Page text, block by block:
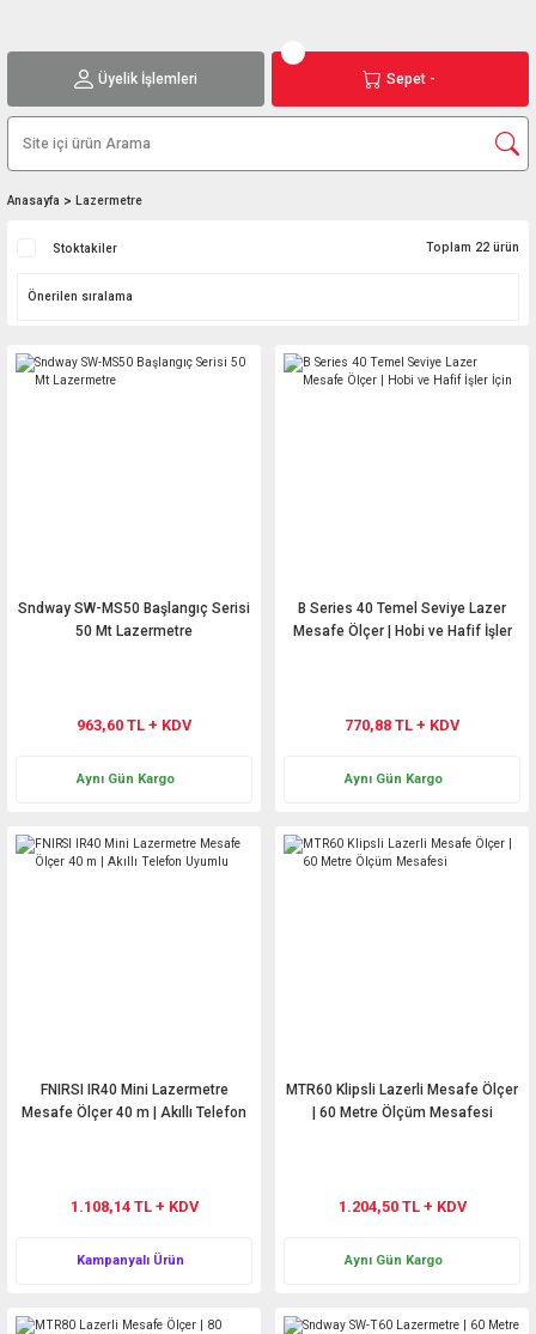
Üyelik İşlemleri Sepet -
Anasayfa Lazermetre
Stoktakiler Toplam 22 ürün
Sndway SW-MS50 Başlangıç Serisi
50 Mt Lazermetre
963,60 TL + KDV
Aynı Gün Kargo
B Series 40 Temel Seviye Lazer
Mesafe Ölçer | Hobi ve Hafif İşler
770,88 TL + KDV
Aynı Gün Kargo
FNIRSI IR40 Mini Lazermetre
Mesafe Ölçer 40 m | Akıllı Telefon
1.108,14 TL + KDV
Kampanyalı Ürün
MTR60 Klipsli Lazerli Mesafe Ölçer
| 60 Metre Ölçüm Mesafesi
1.204,50 TL + KDV
Aynı Gün Kargo